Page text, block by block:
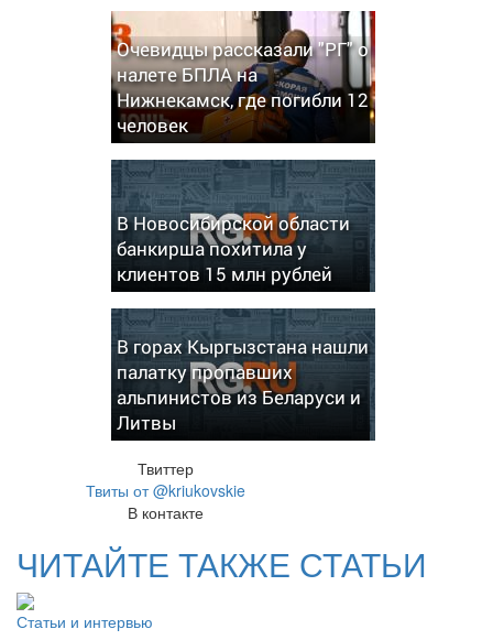
Очевидцы рассказали "РГ" о
налете БПЛА на
Нижнекамск, где погибли 12
человек
В Новосибирской области
банкирша похитила у
клиентов 15 млн рублей
В горах Кыргызстана нашли
палатку пропавших
альпинистов из Беларуси и
Литвы
Твиттер
Твиты от @kriukovskie
В контакте
ЧИТАЙТЕ ТАКЖЕ СТАТЬИ
Статьи и интервью